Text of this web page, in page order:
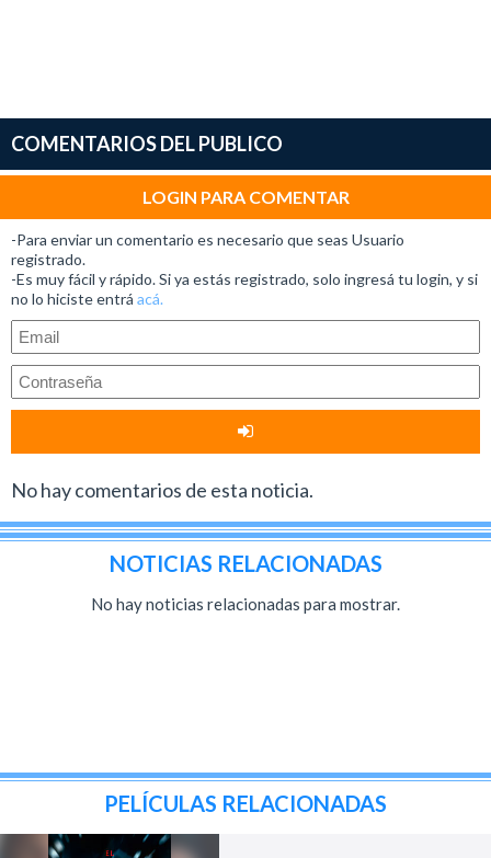
COMENTARIOS DEL PUBLICO
LOGIN PARA COMENTAR
-Para enviar un comentario es necesario que seas Usuario
registrado.
-Es muy fácil y rápido. Si ya estás registrado, solo ingresá tu login, y si
no lo hiciste entrá acá.
No hay comentarios de esta noticia.
NOTICIAS RELACIONADAS
No hay noticias relacionadas para mostrar.
PELÍCULAS RELACIONADAS